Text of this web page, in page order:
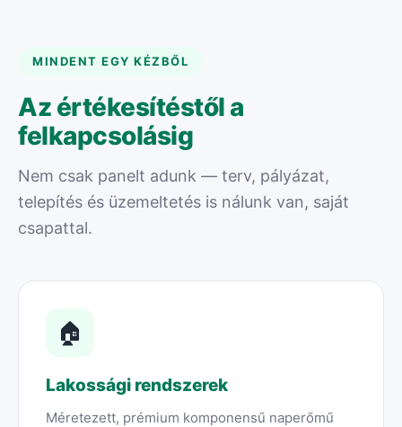
MINDENT EGY KÉZBŐL
Az értékesítéstől a
felkapcsolásig
Nem csak panelt adunk — terv, pályázat,
telepítés és üzemeltetés is nálunk van, saját
csapattal.
🏠
Lakossági rendszerek
Méretezett, prémium komponensű naperőmű